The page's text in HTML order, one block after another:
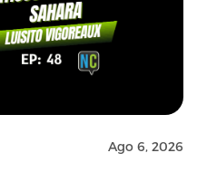
Ago 6, 2026